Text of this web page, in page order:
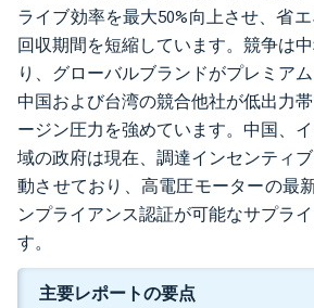
ライブ効率を最大50%向上させ、省
回収期間を短縮しています。競争は
り、グローバルブランドがプレミア
中国および台湾の競合他社が低出力
ージン圧力を強めています。中国、
域の政府は現在、調達インセンティ
動させており、高電圧モーターの最
ンプライアンス認証が可能なサプラ
す。
主要レポートの要点